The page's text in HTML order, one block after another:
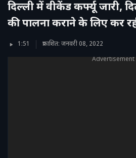
दिल्‍ली में वीकेंड कर्फ्यू जारी,
की पालना कराने के लिए कर
1:51 प्रकाशित: जनवरी 08, 2022
Advertisement